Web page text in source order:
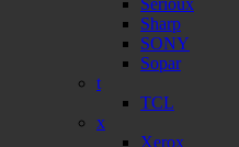
Serioux
Sharp
SONY
Sopar
t
TCL
x
Xerox